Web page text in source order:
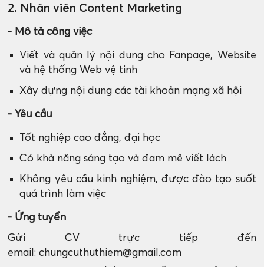
2. Nhân viên Content Marketing
- Mô tả công việc
Viết và quản lý nội dung cho Fanpage, Website
và hệ thống Web vệ tinh
Xây dựng nội dung các tài khoản mạng xã hội
- Yêu cầu
Tốt nghiệp cao đẳng, đại học
Có khả năng sáng tạo và đam mê viết lách
Không yêu cầu kinh nghiệm, được đào tạo suốt
quá trình làm việc
- Ứng tuyển
Gửi CV trực tiếp đến
email: chungcuthuthiem@gmail.com